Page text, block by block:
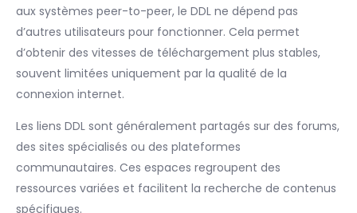
aux systèmes peer-to-peer, le DDL ne dépend pas
d’autres utilisateurs pour fonctionner. Cela permet
d’obtenir des vitesses de téléchargement plus stables,
souvent limitées uniquement par la qualité de la
connexion internet.
Les liens DDL sont généralement partagés sur des forums,
des sites spécialisés ou des plateformes
communautaires. Ces espaces regroupent des
ressources variées et facilitent la recherche de contenus
spécifiques.